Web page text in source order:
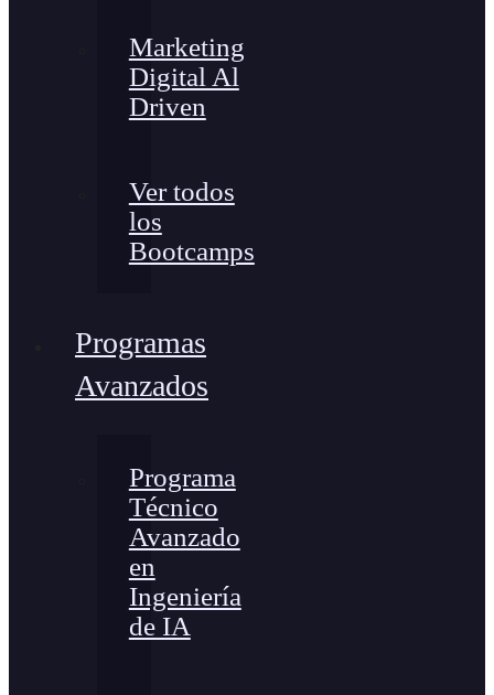
Marketing
Digital Al
Driven
Ver todos
los
Bootcamps
Programas
Avanzados
Programa
Técnico
Avanzado
en
Ingeniería
de IA